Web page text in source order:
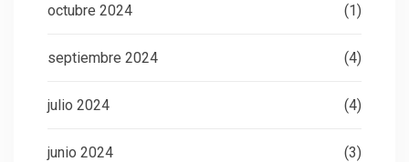
octubre 2024 (1)
septiembre 2024 (4)
julio 2024 (4)
junio 2024 (3)